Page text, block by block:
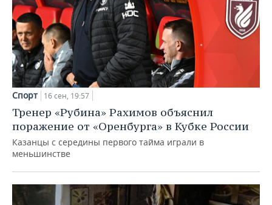
Спорт 16 сен, 19:57
Тренер «Рубина» Рахимов объяснил
поражение от «Оренбурга» в Кубке России
Казанцы с середины первого тайма играли в
меньшинстве